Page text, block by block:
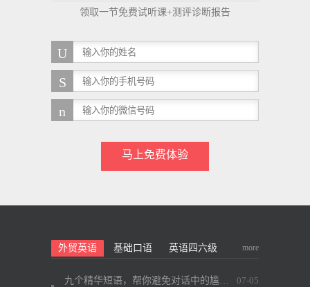
领取一节免费试听课+测评诊断报告
马上免费体验
外贸英语 基础口语 英语四六级 more
九个精华短语，帮你避免对话中的尴尬~ 07-05